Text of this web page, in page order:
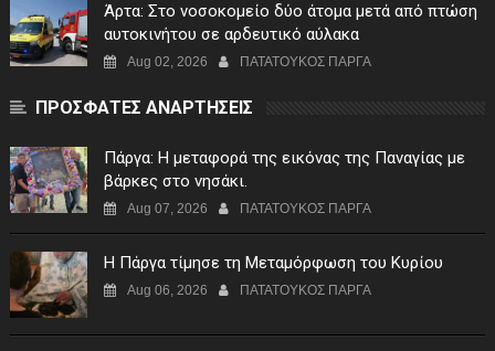
Άρτα: Στο νοσοκομείο δύο άτομα μετά από πτώση
αυτοκινήτου σε αρδευτικό αύλακα
Aug 02, 2026 ΠΑΤΑΤΟΥΚΟΣ ΠΑΡΓΑ
ΠΡΟΣΦΑΤΕΣ ΑΝΑΡΤΗΣΕΙΣ
Πάργα: Η μεταφορά της εικόνας της Παναγίας με
βάρκες στο νησάκι.
Aug 07, 2026 ΠΑΤΑΤΟΥΚΟΣ ΠΑΡΓΑ
Η Πάργα τίμησε τη Μεταμόρφωση του Κυρίου
Aug 06, 2026 ΠΑΤΑΤΟΥΚΟΣ ΠΑΡΓΑ